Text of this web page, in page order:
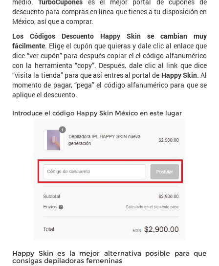
descuento para compras en línea que tienes a tu disposición en
México, así que a comprar.
Los Códigos Descuento Happy Skin se cambian muy
fácilmente. Elige el cupón que quieras y dale clic al enlace que
dice “ver cupón” para después copiar el el código alfanumérico
con la herramienta “copy”. Después, dale clic al link que dice
“visita la tienda” para que así entres al portal de Happy Skin. Al
momento de pagar, “pega” el código alfanumérico para que se
aplique el descuento.
Introduce el código Happy Skin México en este lugar
Happy Skin es la mejor alternativa posible para que
consigas depiladoras femeninas